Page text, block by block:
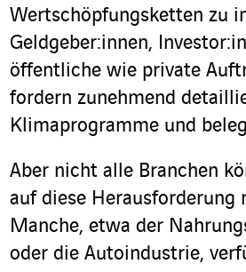
Wertschöpfungsketten zu
Geldgeber:innen,
öffentliche wie private
fordern zunehmend
Klimaprogramme und
Aber nicht alle Branchen
auf diese Herausforderung
Manche, etwa der
oder die Autoindustrie,